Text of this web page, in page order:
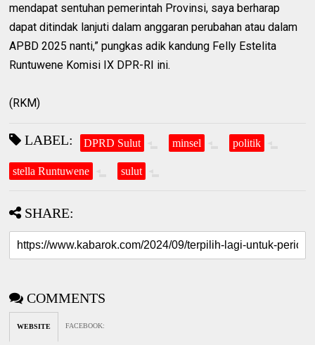
mendapat sentuhan pemerintah Provinsi, saya berharap
dapat ditindak lanjuti dalam anggaran perubahan atau dalam
APBD 2025 nanti,” pungkas adik kandung Felly Estelita
Runtuwene Komisi IX DPR-RI ini.
(RKM)
LABEL: DPRD Sulut minsel politik
stella Runtuwene sulut
SHARE:
COMMENTS
WEBSITE FACEBOOK: